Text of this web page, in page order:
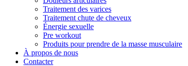
Traitement des varices
Traitement chute de cheveux
Énergie sexuelle
Pre workout
Produits pour prendre de la masse musculaire
À propos de nous
Contacter